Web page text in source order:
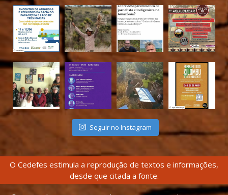
Seguir no Instagram
O Cedefes estimula a reprodução de textos e informações,
desde que citada a fonte.